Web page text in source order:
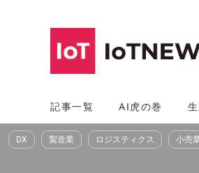
へ
ス
記事一覧 AI虎の巻
DX 製造業 ロジスティクス 小売